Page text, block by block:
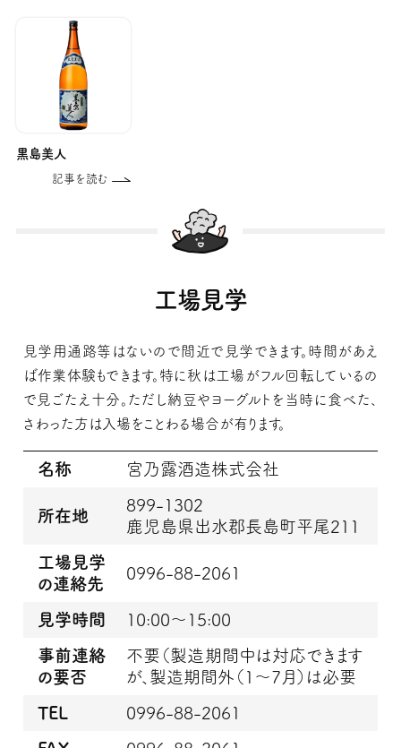
黒島美人
記事を読む
工場見学
見学用通路等はないので間近で見学できます。時間があえ
ば作業体験もできます。特に秋は工場がフル回転しているの
で見ごたえ十分。ただし納豆やヨーグルトを当時に食べた、
さわった方は入場をことわる場合が有ります。
名称 宮乃露酒造株式会社
所在地
899-1302
鹿児島県出水郡長島町平尾211
工場見学
の連絡先
0996-88-2061
見学時間 10:00～15:00
事前連絡
の要否
不要（製造期間中は対応できます
が、製造期間外（1～7月）は必要
TEL 0996-88-2061